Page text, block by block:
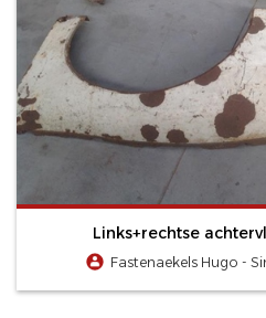
Links+rechtse
Fastenaekels Hugo -